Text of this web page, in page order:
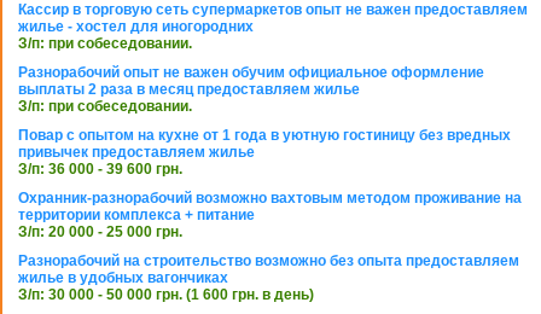
Кассир в торговую сеть супермаркетов опыт не важен предоставляем
жилье - хостел для иногородних
З/п: при собеседовании.
Разнорабочий опыт не важен обучим официальное оформление
выплаты 2 раза в месяц предоставляем жилье
З/п: при собеседовании.
Повар с опытом на кухне от 1 года в уютную гостиницу без вредных
привычек предоставляем жилье
З/п: 36 000 - 39 600 грн.
Охранник-разнорабочий возможно вахтовым методом проживание на
территории комплекса + питание
З/п: 20 000 - 25 000 грн.
Разнорабочий на строительство возможно без опыта предоставляем
жилье в удобных вагончиках
З/п: 30 000 - 50 000 грн. (1 600 грн. в день)